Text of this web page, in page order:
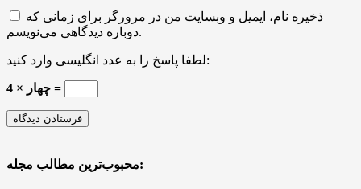
ذخیره نام، ایمیل و وبسایت من در مرورگر برای زمانی که
دوباره دیدگاهی می‌نویسم.
لطفا پاسخ را به عدد انگلیسی وارد کنید:
4 × چهار =
محبوب‌ترین مطالب مجله: